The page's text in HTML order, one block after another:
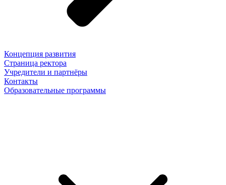
Концепция развития
Страница ректора
Учредители и партнёры
Контакты
Образовательные программы